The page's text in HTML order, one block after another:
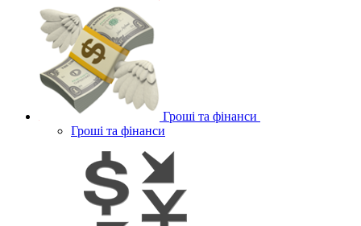
Гроші та фінанси
Гроші та фінанси